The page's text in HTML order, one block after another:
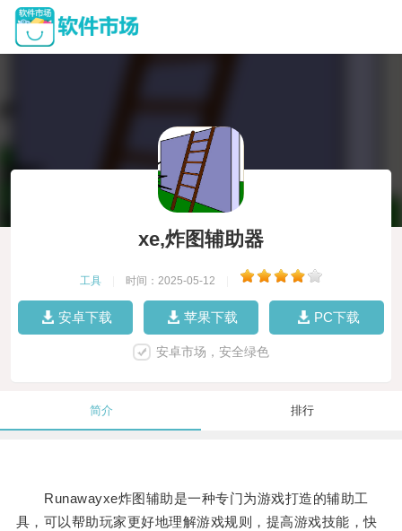
xe,炸图辅助器
工具 时间：2025-05-12
安卓下载 苹果下载 PC下载
安卓市场，安全绿色
简介 排行
Runawayxe炸图辅助是一种专门为游戏打造的辅助工
具，可以帮助玩家更好地理解游戏规则，提高游戏技能，快